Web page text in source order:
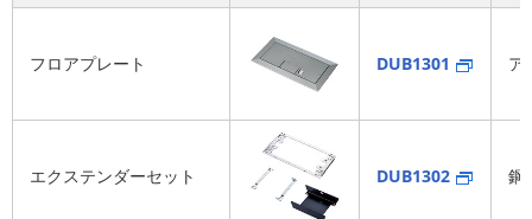
フロアプレート DUB1301 ア
エクステンダーセット DUB1302 鋼